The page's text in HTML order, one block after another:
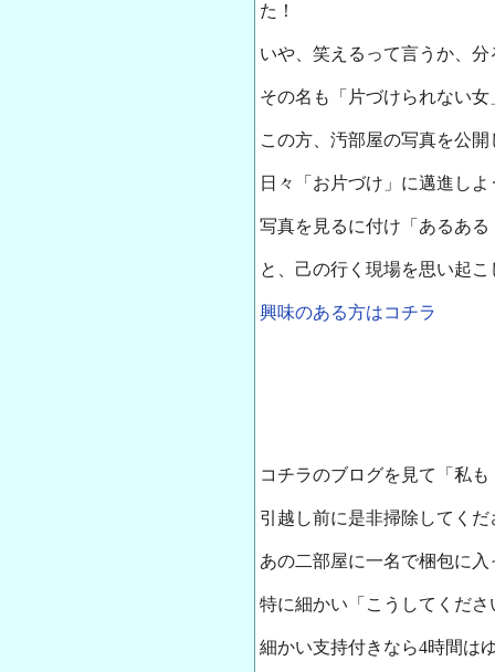
た！
いや、笑えるって言うか、
その名も「片づけられない女
この方、汚部屋の写真を公開
日々「お片づけ」に邁進し
写真を見るに付け「あるあ
と、己の行く現場を思い起
興味のある方はコチラ
コチラのブログを見て「私
引越し前に是非掃除してくだ
あの二部屋に一名で梱包に入
特に細かい「こうしてくだ
細かい支持付きなら4時間は